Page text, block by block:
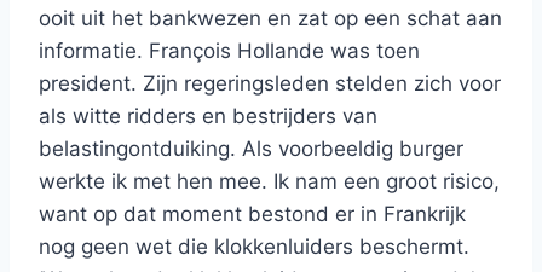
ooit uit het bankwezen en zat op een schat aan
informatie. François Hollande was toen
president. Zijn regeringsleden stelden zich voor
als witte ridders en bestrijders van
belastingontduiking. Als voorbeeldig burger
werkte ik met hen mee. Ik nam een groot risico,
want op dat moment bestond er in Frankrijk
nog geen wet die klokkenluiders beschermt.